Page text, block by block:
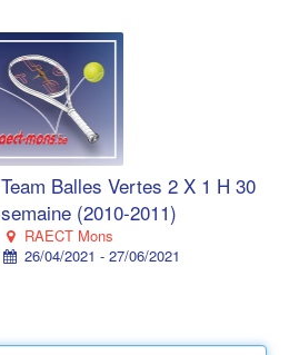
Team Balles Vertes 2 X 1 H 30
semaine (2010-2011)
RAECT Mons
26/04/2021 - 27/06/2021